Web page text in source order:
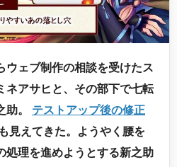
ウェブ制作の相談を受けたス
ネアサヒと、その部下で七転
。
テストアップ後の修正
見えてきた。ようやく腰を
処理を進めようとする新之助